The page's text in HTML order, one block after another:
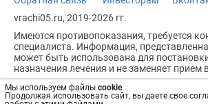
Мы используем файлы cookie.
Продолжая использовать сайт, вы даете свое
vrachi05.ru, 2019-2026 гг.
Имеются противопоказания, требуется
специалиста. Информация,
может быть использована для
назначения лечения и не заменяет прием
Возрастное ограничение: 18+